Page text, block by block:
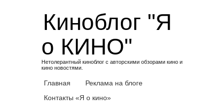
Киноблог "Я
о КИНО"
Нетолерантный киноблог с авторскими обзорами кино и
кино новостями.
Главная
Реклама на блоге
Контакты «Я о кино»